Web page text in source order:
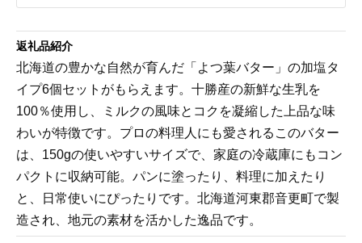
返礼品紹介
北海道の豊かな自然が育んだ「よつ葉バター」の加塩タ
イプ6個セットがもらえます。十勝産の新鮮な生乳を
100％使用し、ミルクの風味とコクを凝縮した上品な味
わいが特徴です。プロの料理人にも愛されるこのバター
は、150gの使いやすいサイズで、家庭の冷蔵庫にもコン
パクトに収納可能。パンに塗ったり、料理に加えたり
と、日常使いにぴったりです。北海道河東郡音更町で製
造され、地元の素材を活かした逸品です。